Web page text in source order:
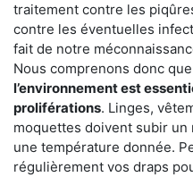
traitement contre les
contre les éventuelles
fait de notre
Nous comprenons donc que
l’environnement est
proliférations. Linges,
moquettes doivent subir
une température donnée.
régulièrement vos draps